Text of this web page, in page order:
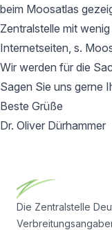
beim Moosatlas
Zentralstelle mit
Internetseiten, s.
Wir werden für die
Sagen Sie uns gerne
Beste Grüße
Dr. Oliver Dürhammer
Die Zentralstelle